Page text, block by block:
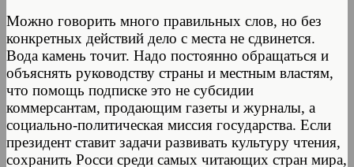
Можно говорить много правильных слов, но без
конкретных действий дело с места не сдвинется.
Вода камень точит. Надо постоянно обращаться и
объяснять руководству страны и местным властям,
что помощь подписке это не субсидии
коммерсантам, продающим газеты и журналы, а
социально-политическая миссия государства. Если
президент ставит задачи развивать культуру чтения,
сохранить Росси среди самых читающих стран мира,